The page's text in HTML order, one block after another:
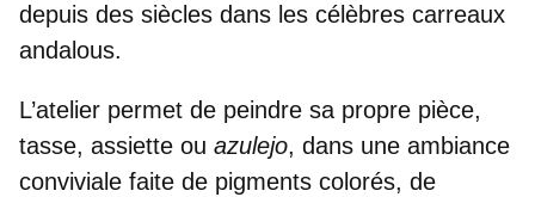
depuis des siècles dans les célèbres carreaux
andalous.
L’atelier permet de peindre sa propre pièce,
tasse, assiette ou azulejo, dans une ambiance
conviviale faite de pigments colorés, de